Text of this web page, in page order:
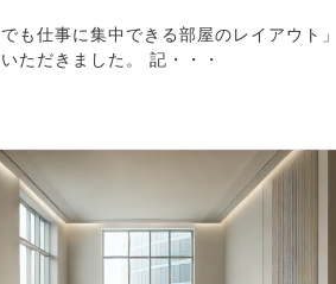
でも仕事に集中できる部屋のレイアウト」
について取材いただきました。 記・・・